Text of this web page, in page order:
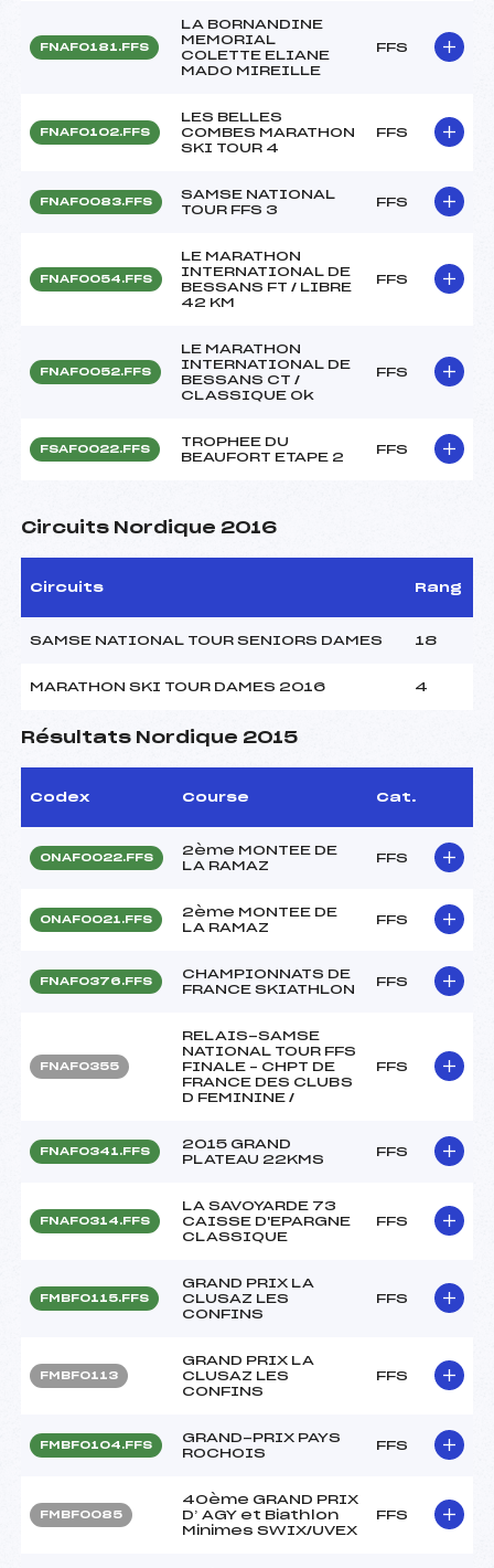
FNAF0181.FFS
LA BORNANDINE
MEMORIAL
COLETTE ELIANE
MADO MIREILLE
FFS
FNAF0102.FFS
LES BELLES
COMBES MARATHON
SKI TOUR 4
FFS
FNAF0083.FFS
SAMSE NATIONAL
TOUR FFS 3
FFS
FNAF0054.FFS
LE MARATHON
INTERNATIONAL DE
BESSANS FT / LIBRE
42 KM
FFS
FNAF0052.FFS
LE MARATHON
INTERNATIONAL DE
BESSANS CT /
CLASSIQUE Ok
FFS
FSAF0022.FFS
TROPHEE DU
BEAUFORT ETAPE 2
FFS
Circuits Nordique 2016
Circuits Rang
SAMSE NATIONAL TOUR SENIORS DAMES 18
MARATHON SKI TOUR DAMES 2016 4
Résultats Nordique 2015
Codex Course Cat.
ONAF0022.FFS
2ème MONTEE DE
LA RAMAZ
FFS
ONAF0021.FFS
2ème MONTEE DE
LA RAMAZ
FFS
FNAF0376.FFS
CHAMPIONNATS DE
FRANCE SKIATHLON
FFS
FNAF0355
RELAIS-SAMSE
NATIONAL TOUR FFS
FINALE – CHPT DE
FRANCE DES CLUBS
D FEMININE /
FFS
FNAF0341.FFS
2015 GRAND
PLATEAU 22KMS
FFS
FNAF0314.FFS
LA SAVOYARDE 73
CAISSE D'EPARGNE
CLASSIQUE
FFS
FMBF0115.FFS
GRAND PRIX LA
CLUSAZ LES
CONFINS
FFS
FMBF0113
GRAND PRIX LA
CLUSAZ LES
CONFINS
FFS
FMBF0104.FFS
GRAND-PRIX PAYS
ROCHOIS
FFS
FMBF0085
40ème GRAND PRIX
D’ AGY et Biathlon
Minimes SWIX/UVEX
FFS